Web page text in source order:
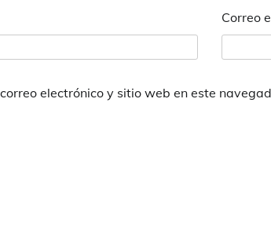
Correo
electrónico y sitio web en este